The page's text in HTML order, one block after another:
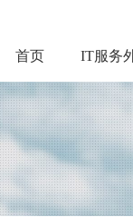
首页 IT服务